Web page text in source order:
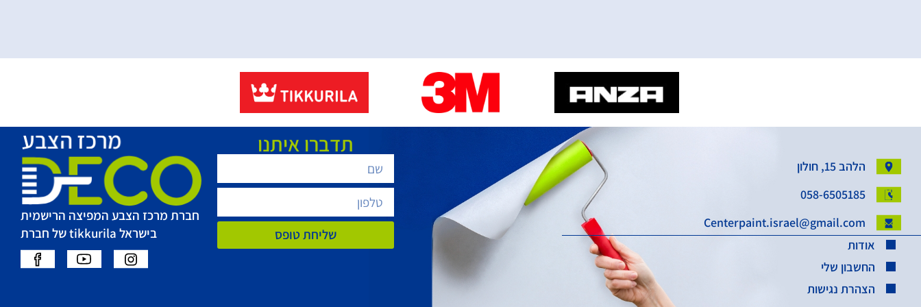
הלהב 15, חולון
058-6505185
Centerpaint.israel@gmail.com
אודות
החשבון שלי
הצהרת נגישות
תדברו איתנו
שליחת טופס
חברת מרכז הצבע המפיצה הרישמית
בישראל tikkurila של חברת